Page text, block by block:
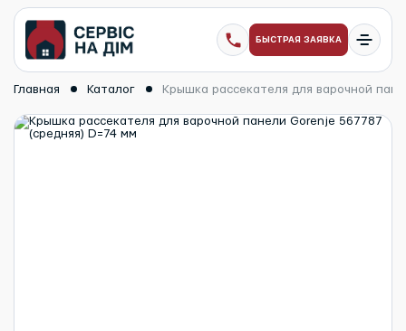
БЫСТРАЯ ЗАЯВКА
Главная Каталог Крышка рассекателя для варочной